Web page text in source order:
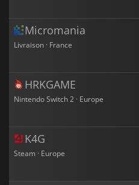
Micromania
Livraison · France
HRKGAME
Nintendo Switch 2 · Europe
K4G
Steam · Europe